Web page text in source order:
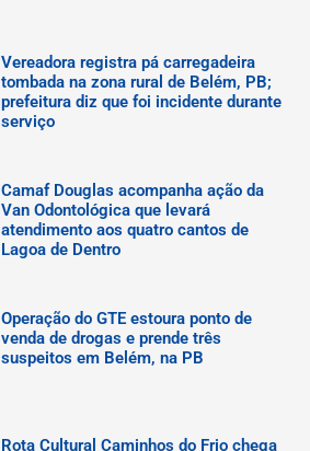
Vereadora registra pá carregadeira
tombada na zona rural de Belém, PB;
prefeitura diz que foi incidente durante
serviço
Camaf Douglas acompanha ação da
Van Odontológica que levará
atendimento aos quatro cantos de
Lagoa de Dentro
Operação do GTE estoura ponto de
venda de drogas e prende três
suspeitos em Belém, na PB
Rota Cultural Caminhos do Frio chega